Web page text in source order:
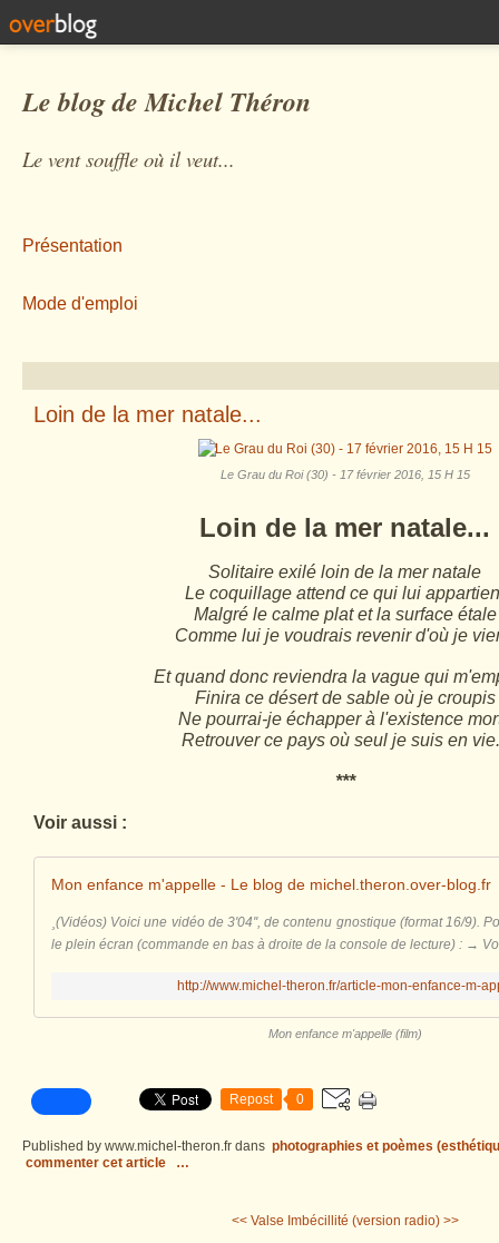
Le blog de Michel Théron
Le vent souffle où il veut...
Présentation
Mode d'emploi
Loin de la mer natale...
Le Grau du Roi (30) - 17 février 2016, 15 H 15
Loin de la mer natale...
Solitaire exilé loin de la mer natale
Le coquillage attend ce qui lui
Malgré le calme plat et la surface étale
Comme lui je voudrais revenir d'où je
Et quand donc reviendra la vague qui
Finira ce désert de sable où je croupis
Ne pourrai-je échapper à l'existence
Retrouver ce pays où seul je suis en
***
Voir aussi :
Mon enfance m'appelle - Le blog de michel.theron.over-blog.fr
¸(Vidéos) Voici une vidéo de 3'04'', de contenu gnostique (format 16/9).
le plein écran (commande en bas à droite de la console de lecture) : →
http://www.michel-theron.fr/article-mon-enfance-m-
Mon enfance m'appelle (film)
Repost 0
Published by www.michel-theron.fr dans photographies et poèmes
commenter cet article
…
<< Valse Imbécillité (version radio) >>